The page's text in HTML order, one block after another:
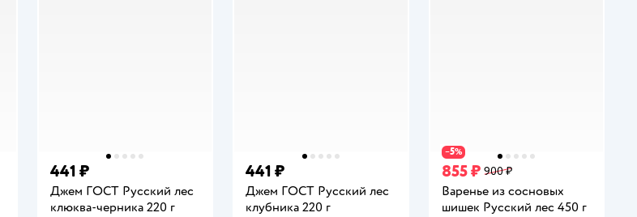
441 ₽
Джем ГОСТ Русский лес
клюква-черника 220 г
441 ₽
Джем ГОСТ Русский лес
клубника 220 г
−5%
855 ₽ 900 ₽
Варенье из сосновых
шишек Русский лес 450 г